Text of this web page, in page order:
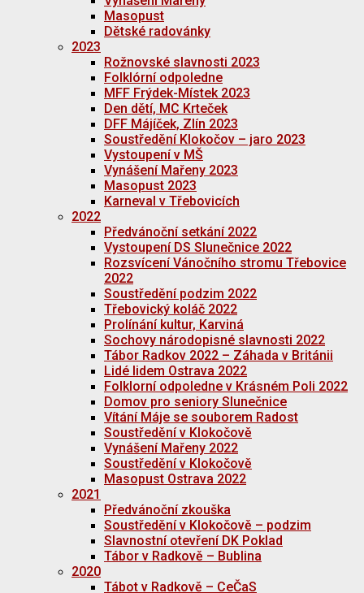
Masopust
Dětské radovánky
2023
Rožnovské slavnosti 2023
Folklórní odpoledne
MFF Frýdek-Místek 2023
Den dětí, MC Krteček
DFF Májíček, Zlín 2023
Soustředění Klokočov – jaro 2023
Vystoupení v MŠ
Vynášení Mařeny 2023
Masopust 2023
Karneval v Třebovicích
2022
Předvánoční setkání 2022
Vystoupení DS Slunečnice 2022
Rozsvícení Vánočního stromu Třebovice
2022
Soustředění podzim 2022
Třebovický koláč 2022
Prolínání kultur, Karviná
Sochovy národopisné slavnosti 2022
Tábor Radkov 2022 – Záhada v Británii
Lidé lidem Ostrava 2022
Folklorní odpoledne v Krásném Poli 2022
Domov pro seniory Slunečnice
Vítání Máje se souborem Radost
Soustředění v Klokočově
Vynášení Mařeny 2022
Soustředění v Klokočově
Masopust Ostrava 2022
2021
Předvánoční zkouška
Soustředění v Klokočově – podzim
Slavnostní otevření DK Poklad
Tábor v Radkově – Bublina
2020
Tábot v Radkově – CeČaS